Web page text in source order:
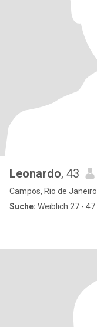
Leonardo, 43
Campos, Rio de
Suche: Weiblich 27 - 47